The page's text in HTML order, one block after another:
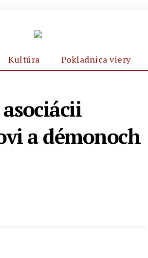
Kultúra Pokladnica viery
a démonoch